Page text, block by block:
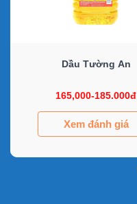
Dầu Tường An
165,000-185.000đ
Xem đánh giá